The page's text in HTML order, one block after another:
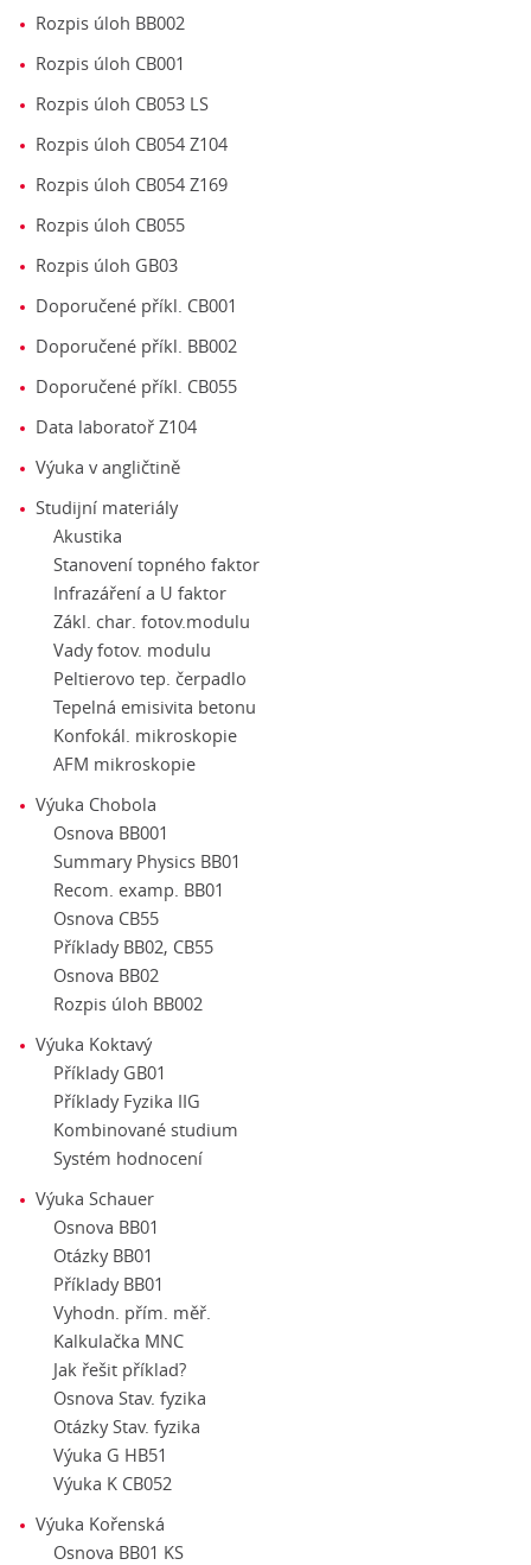
Rozpis úloh BB002
Rozpis úloh CB001
Rozpis úloh CB053 LS
Rozpis úloh CB054 Z104
Rozpis úloh CB054 Z169
Rozpis úloh CB055
Rozpis úloh GB03
Doporučené příkl. CB001
Doporučené příkl. BB002
Doporučené příkl. CB055
Data laboratoř Z104
Výuka v angličtině
Studijní materiály
Akustika
Stanovení topného faktor
Infrazáření a U faktor
Zákl. char. fotov.modulu
Vady fotov. modulu
Peltierovo tep. čerpadlo
Tepelná emisivita betonu
Konfokál. mikroskopie
AFM mikroskopie
Výuka Chobola
Osnova BB001
Summary Physics BB01
Recom. examp. BB01
Osnova CB55
Příklady BB02, CB55
Osnova BB02
Rozpis úloh BB002
Výuka Koktavý
Příklady GB01
Příklady Fyzika IIG
Kombinované studium
Systém hodnocení
Výuka Schauer
Osnova BB01
Otázky BB01
Příklady BB01
Vyhodn. přím. měř.
Kalkulačka MNC
Jak řešit příklad?
Osnova Stav. fyzika
Otázky Stav. fyzika
Výuka G HB51
Výuka K CB052
Výuka Kořenská
Osnova BB01 KS